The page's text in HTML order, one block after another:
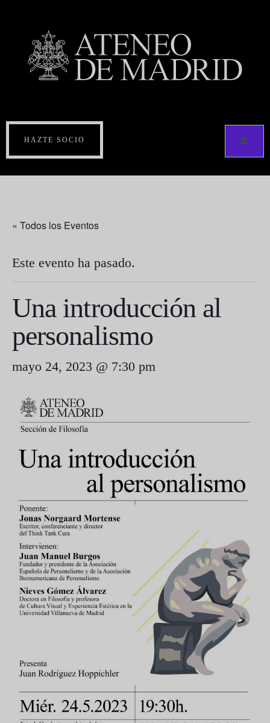
HAZTE SOCIO
« Todos los Eventos
Este evento ha pasado.
Una introducción al
personalismo
mayo 24, 2023 @ 7:30 pm